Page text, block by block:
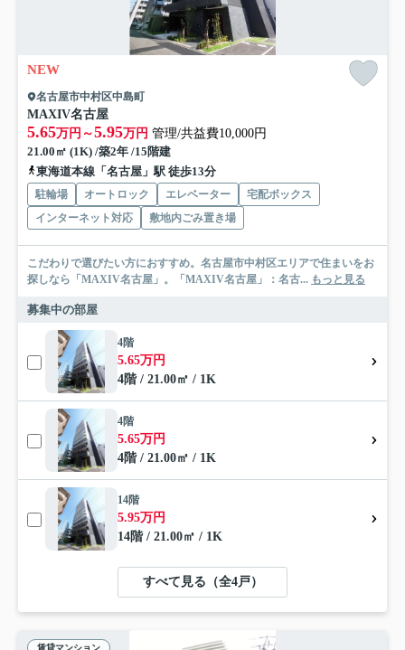
NEW
名古屋市中村区中島町
MAXIV名古屋
5.65万円～5.95万円 管理/共益費10,000円
21.00㎡ (1K) /築2年 /15階建
東海道本線「名古屋」駅 徒歩13分
駐輪場 オートロック エレベーター
宅配ボックス
インターネット対応
敷地内ごみ置き場
こだわりで選びたい方におすすめ。名古屋市中村区エリアで住まいをお
探しなら「MAXIV名古屋」。「MAXIV名古屋」：名古... もっと見る
募集中の部屋
4階
5.65万円
4階 / 21.00㎡ / 1K
4階
5.65万円
4階 / 21.00㎡ / 1K
14階
5.95万円
14階 / 21.00㎡ / 1K
すべて見る（全4戸）
賃貸マンション